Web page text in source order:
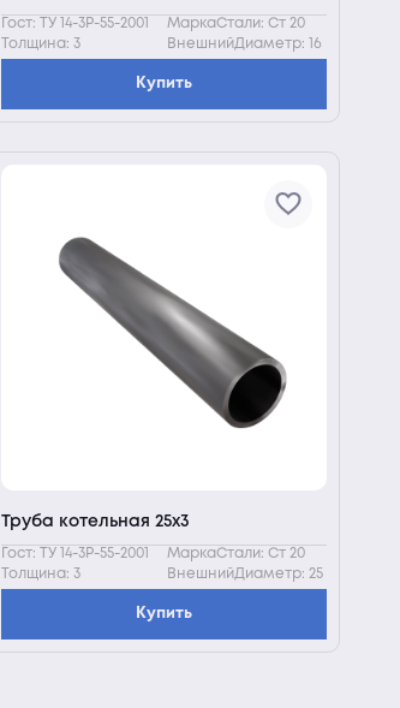
Гост: ТУ 14-3Р-55-2001
МаркаСтали: Ст 20
Толщина: 3
ВнешнийДиаметр: 16
Купить
Труба котельная 25х3
Гост: ТУ 14-3Р-55-2001
МаркаСтали: Ст 20
Толщина: 3
ВнешнийДиаметр: 25
Купить